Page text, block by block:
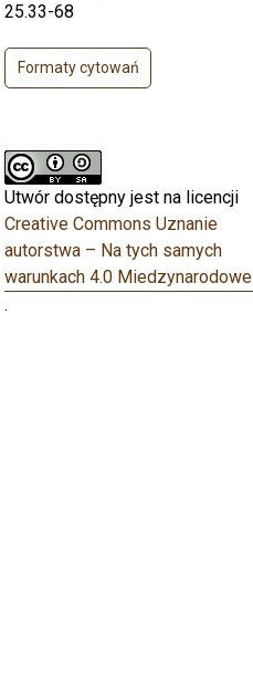
25.33-68
Formaty cytowań
Utwór dostępny jest na licencji
Creative Commons Uznanie
autorstwa – Na tych samych
warunkach 4.0 Miedzynarodowe
.